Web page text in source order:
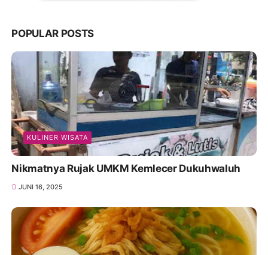
POPULAR POSTS
KULINER WISATA
Nikmatnya Rujak UMKM Kemlecer Dukuhwaluh
JUNI 16, 2025